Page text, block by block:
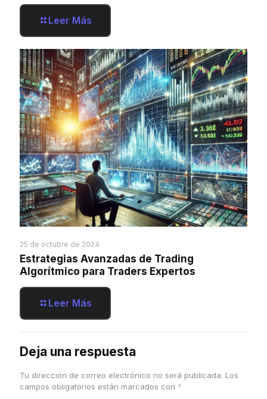
Leer Más
25 de octubre de 2024
Estrategias Avanzadas de Trading
Algorítmico para Traders Expertos
Leer Más
Deja una respuesta
Tu dirección de correo electrónico no será publicada. Los
campos obligatorios están marcados con *